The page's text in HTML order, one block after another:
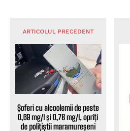
ARTICOLUL PRECEDENT
Șoferi cu alcoolemii de peste
0,69 mg/l și 0,78 mg/l, opriți
de polițiștii maramureșeni